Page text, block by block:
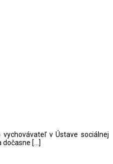
v Ústave sociálnej
dočasne […]